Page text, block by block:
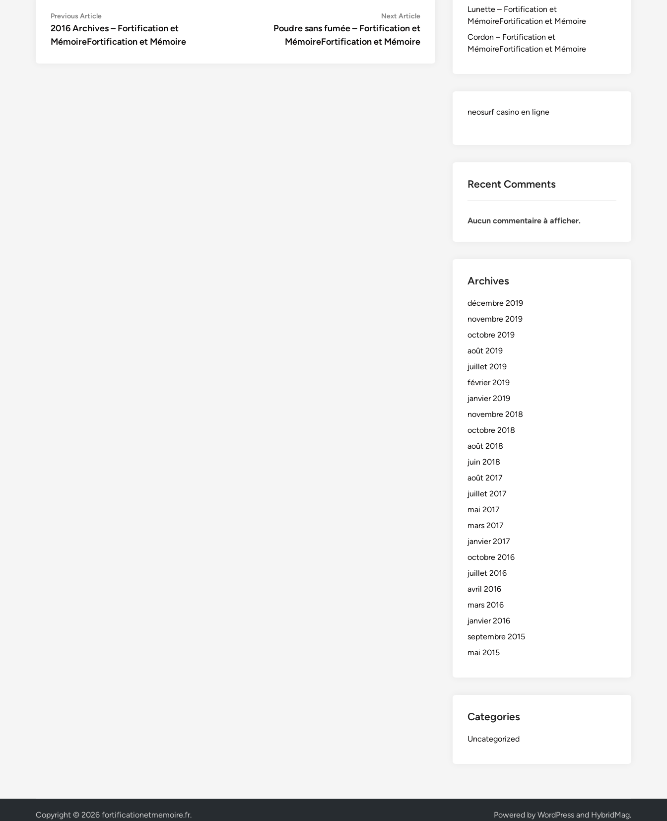
Navigation
de
l’article
Previous ArticlePrevious
article:
2016 Archives – Fortification et
MémoireFortification et Mémoire
Next ArticleNext
article:
Poudre sans fumée – Fortification et
MémoireFortification et Mémoire
Lunette – Fortification et
MémoireFortification et Mémoire
Cordon – Fortification et
MémoireFortification et Mémoire
neosurf casino en ligne
Recent Comments
Aucun commentaire à afficher.
Archives
décembre 2019
novembre 2019
octobre 2019
août 2019
juillet 2019
février 2019
janvier 2019
novembre 2018
octobre 2018
août 2018
juin 2018
août 2017
juillet 2017
mai 2017
mars 2017
janvier 2017
octobre 2016
juillet 2016
avril 2016
mars 2016
janvier 2016
septembre 2015
mai 2015
Categories
Uncategorized
Copyright © 2026 fortificationetmemoire.fr. Powered by WordPress and HybridMag.